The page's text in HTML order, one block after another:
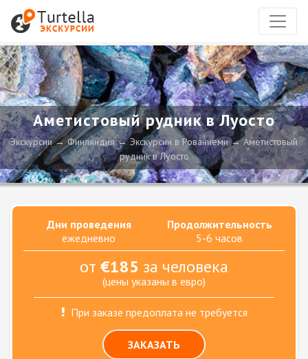
Аметистовый рудник в Луосто
Экскурсии Финляндия Экскурсии в Рованиеми
Аметистовый
рудник в Луосто
Дни проведения
ежедневно
Продолжительность
5-6 часов
от €185 за человека
(цены указаны в евро)
При заказе предоплата не требуется
ЗАКАЗАТЬ